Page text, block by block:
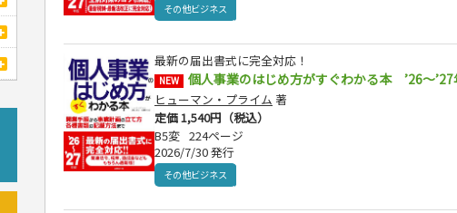
その他ビジネス
最新の届出書式に完全対応！
NEW 個人事業のはじめ方がすぐわかる本 ’26～’27
ヒューマン・プライム 著
定価 1,540円（税込）
B5変 224ページ
2026/7/30 発行
その他ビジネス